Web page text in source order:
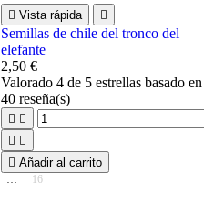
 Vista rápida 
Semillas de chile del tronco del
elefante
2,50 €
Valorado4 de 5 estrellas basado en
40 reseña(s)
 
 
 Añadir al carrito
… 16